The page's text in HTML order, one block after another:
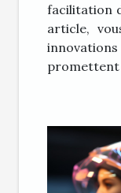
facilitation
article,
promettent